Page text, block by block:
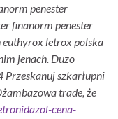
penester
finanorm penester
letrox polska
jenach. Duzo
Przeskanuj szkarłupni
trade, że
cena-